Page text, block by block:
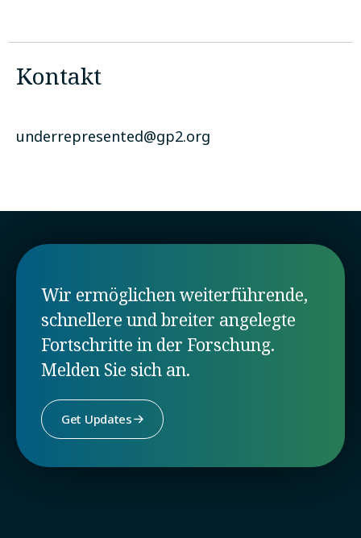
Kontakt
underrepresented@gp2.org
Wir ermöglichen weiterführende,
schnellere und breiter angelegte
Fortschritte in der Forschung.
Melden Sie sich an.
Get Updates